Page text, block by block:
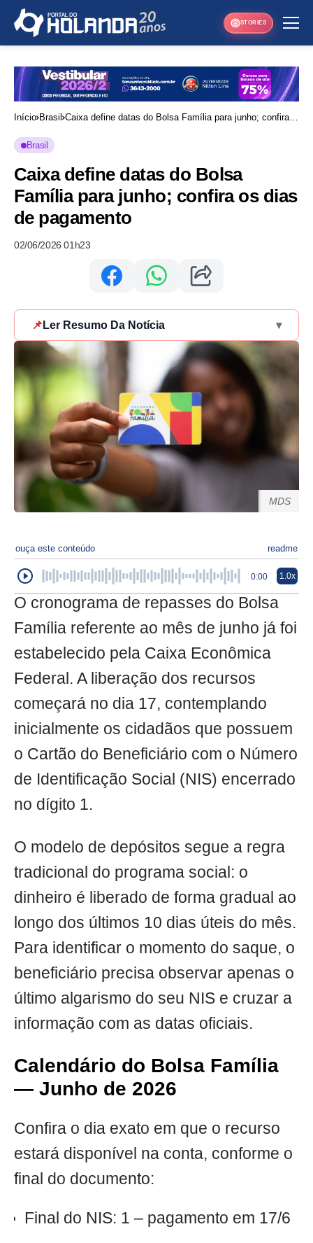
STORIES
Início Brasil Caixa define datas do Bolsa Família para junho; confira
Brasil
Caixa define datas do Bolsa
Família para junho; confira os dias
de pagamento
02/06/2026 01h23
📌 Ler Resumo Da Notícia ▾
MDS
ouça este conteúdo readme
0:00 1.0x
O cronograma de repasses do Bolsa
Família referente ao mês de junho já foi
estabelecido pela Caixa Econômica
Federal. A liberação dos recursos
começará no dia 17, contemplando
inicialmente os cidadãos que possuem
o Cartão do Beneficiário com o Número
de Identificação Social (NIS) encerrado
no dígito 1.
O modelo de depósitos segue a regra
tradicional do programa social: o
dinheiro é liberado de forma gradual ao
longo dos últimos 10 dias úteis do mês.
Para identificar o momento do saque, o
beneficiário precisa observar apenas o
último algarismo do seu NIS e cruzar a
informação com as datas oficiais.
Calendário do Bolsa Família
— Junho de 2026
Confira o dia exato em que o recurso
estará disponível na conta, conforme o
final do documento:
Final do NIS: 1 – pagamento em 17/6